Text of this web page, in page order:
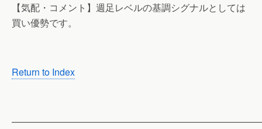
【気配・コメント】週足レベルの基調シグナルとしては
買い優勢です。
Return to Index